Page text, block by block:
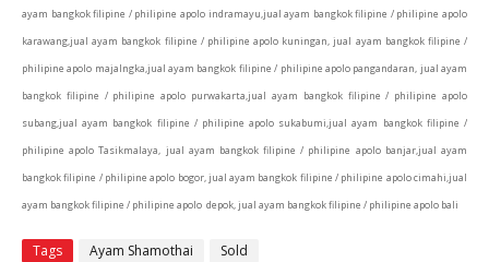
ayam bangkok filipine / philipine apolo indramayu,jual ayam bangkok filipine / philipine apolo
karawang,jual ayam bangkok filipine / philipine apolo kuningan, jual ayam bangkok filipine /
philipine apolo majalngka,jual ayam bangkok filipine / philipine apolo pangandaran, jual ayam
bangkok filipine / philipine apolo purwakarta,jual ayam bangkok filipine / philipine apolo
subang,jual ayam bangkok filipine / philipine apolo sukabumi,jual ayam bangkok filipine /
philipine apolo Tasikmalaya, jual ayam bangkok filipine / philipine apolo banjar,jual ayam
bangkok filipine / philipine apolo bogor, jual ayam bangkok filipine / philipine apolo cimahi,jual
ayam bangkok filipine / philipine apolo depok, jual ayam bangkok filipine / philipine apolo bali
Tags Ayam Shamothai Sold